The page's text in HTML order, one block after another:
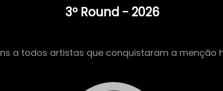
3º Round - 2026
a todos artistas que conquistaram a menção